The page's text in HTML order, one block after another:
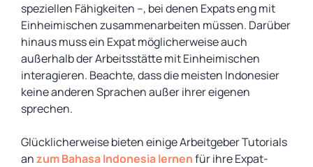
speziellen Fähigkeiten –, bei denen Expats eng mit
Einheimischen zusammenarbeiten müssen. Darüber
hinaus muss ein Expat möglicherweise auch
außerhalb der Arbeitsstätte mit Einheimischen
interagieren. Beachte, dass die meisten Indonesier
keine anderen Sprachen außer ihrer eigenen
sprechen.
Glücklicherweise bieten einige Arbeitgeber Tutorials
anzum Bahasa Indonesia lernenfür ihre Expat-